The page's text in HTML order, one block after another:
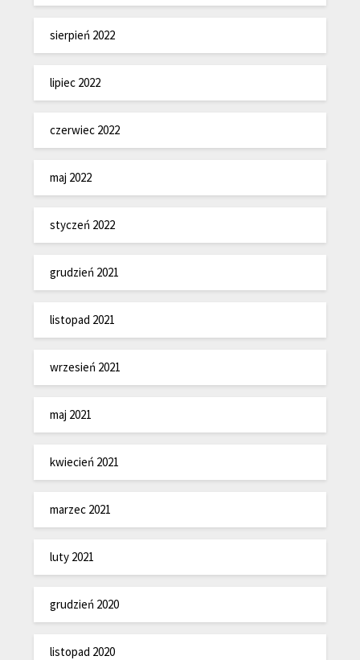
sierpień 2022
lipiec 2022
czerwiec 2022
maj 2022
styczeń 2022
grudzień 2021
listopad 2021
wrzesień 2021
maj 2021
kwiecień 2021
marzec 2021
luty 2021
grudzień 2020
listopad 2020